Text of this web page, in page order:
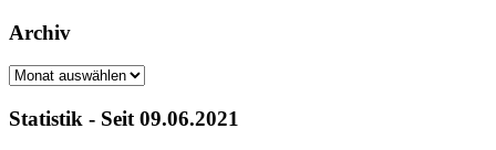
Archiv
Archiv
Statistik - Seit 09.06.2021